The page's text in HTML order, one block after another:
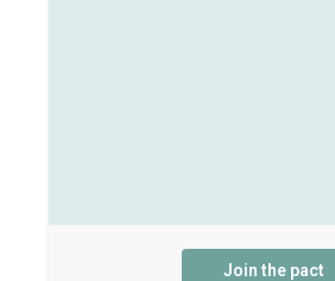
Join the pact